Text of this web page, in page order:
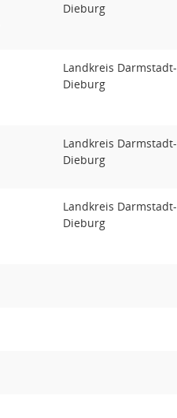
Dieburg
Landkreis Darmstadt-
Dieburg
Landkreis Darmstadt-
Dieburg
Landkreis Darmstadt-
Dieburg